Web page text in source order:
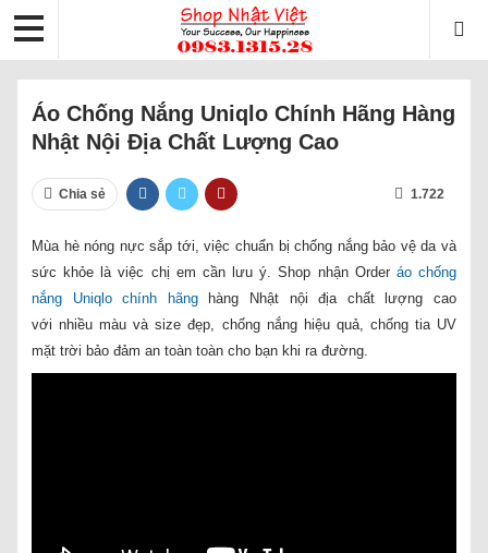
Áo Chống Nắng Uniqlo Chính Hãng Hàng
Nhật Nội Địa Chất Lượng Cao
Chia sẻ 1.722
Mùa hè nóng nực sắp tới, việc chuẩn bị chống nắng bảo vệ da và
sức khỏe là việc chị em cần lưu ý. Shop nhận Order áo chống
nắng Uniqlo chính hãnghàng Nhật nội địa chất lượng cao
với nhiều màu và size đẹp, chống nắng hiệu quả, chống tia UV
mặt trời bảo đảm an toàn toàn cho bạn khi ra đường.